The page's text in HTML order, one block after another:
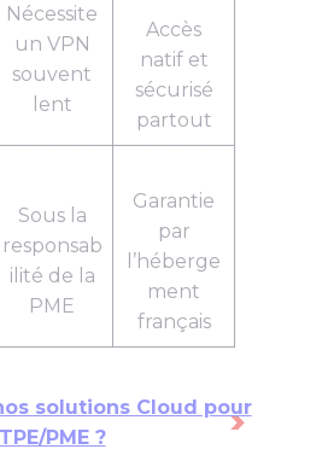
Nécessite
un VPN
souvent
lent
Accès
natif et
sécurisé
partout
Sous la
responsab
ilité de la
PME
Garantie
par
l’héberge
ment
français
solutions Cloud pour
TPE/PME ?